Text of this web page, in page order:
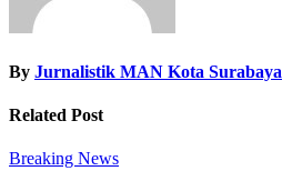
By Jurnalistik MAN Kota Surabaya
Related Post
Breaking News